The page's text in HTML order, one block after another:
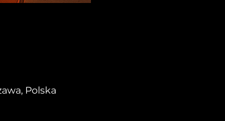
Polska